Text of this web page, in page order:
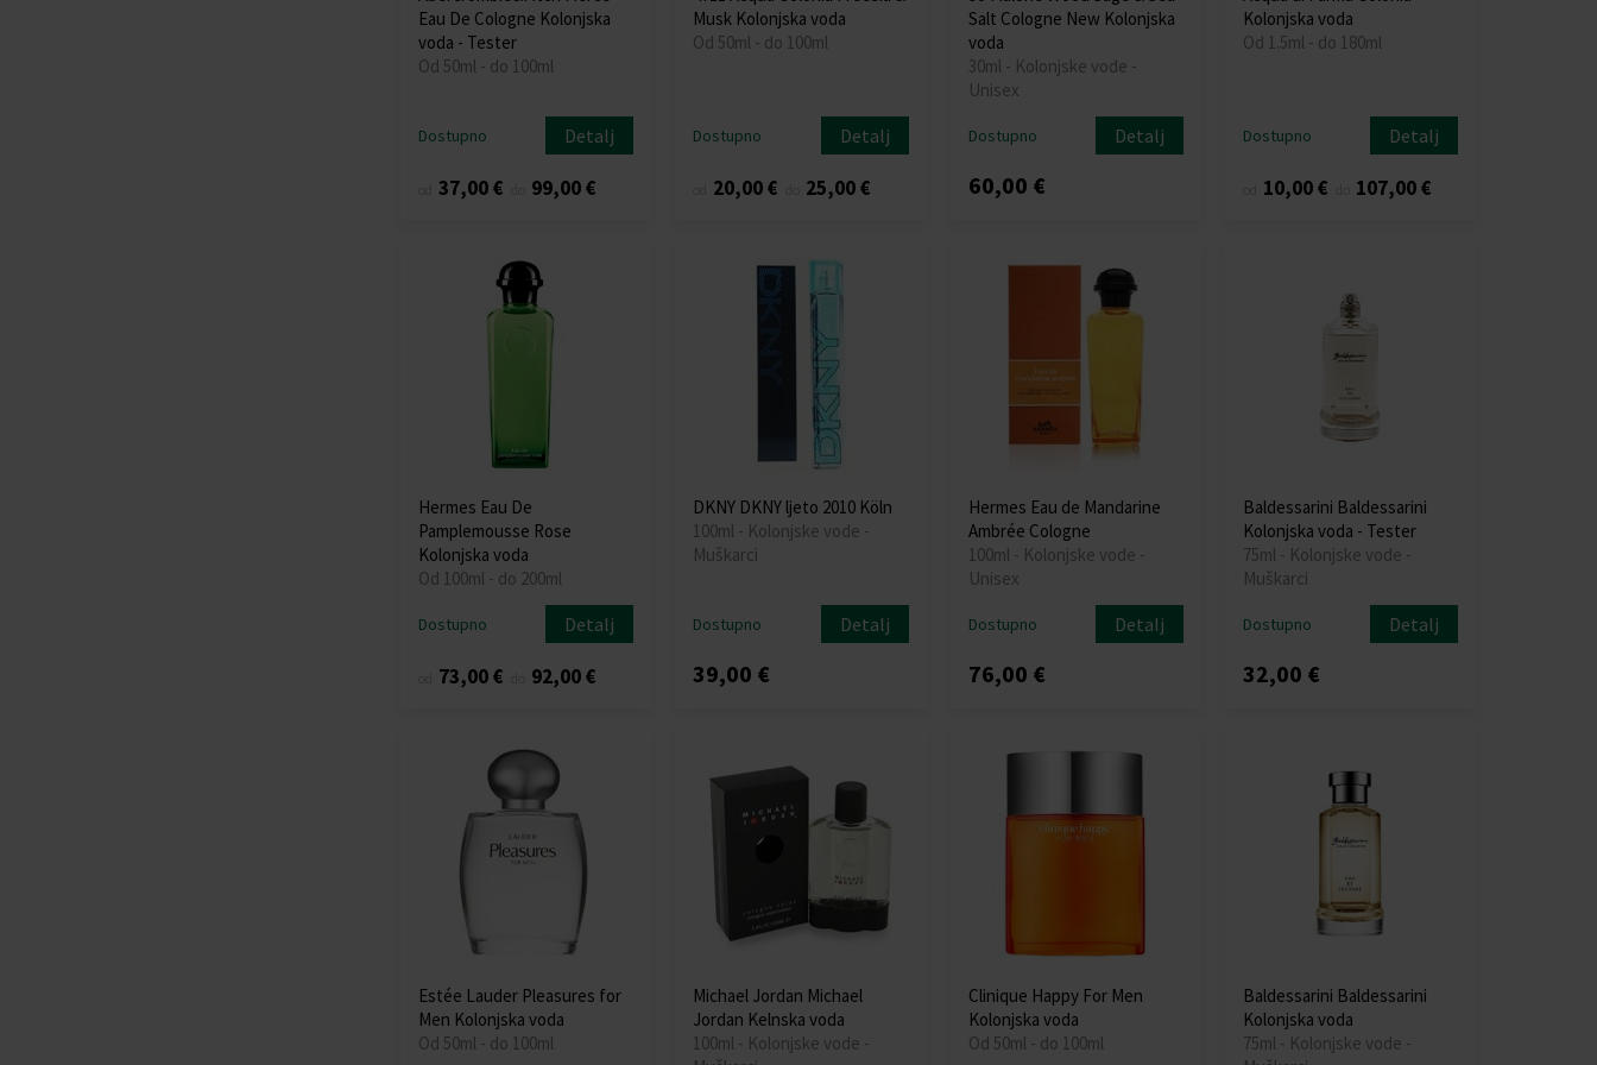
Eau De Cologne Kolonjska
voda - Tester
Od 50ml - do 100ml
Dostupno Detalj
37,00 € 99,00 €
Musk Kolonjska voda
Od 50ml - do 100ml
Dostupno Detalj
20,00 € 25,00 €
Salt Cologne New Kolonjska
voda
30ml - Kolonjske vode -
Unisex
Dostupno Detalj
60,00 €
Kolonjska voda
Od 1.5ml - do 180ml
Dostupno Detalj
10,00 € 107,00 €
Hermes Eau De
Pamplemousse Rose
Kolonjska voda
Od 100ml - do 200ml
Dostupno Detalj
73,00 € 92,00 €
DKNY DKNY ljeto 2010 Köln
100ml - Kolonjske vode -
Muškarci
Dostupno Detalj
39,00 €
Hermes Eau de Mandarine
Ambrée Cologne
100ml - Kolonjske vode -
Unisex
Dostupno Detalj
76,00 €
Baldessarini Baldessarini
Kolonjska voda - Tester
75ml - Kolonjske vode -
Muškarci
Dostupno Detalj
32,00 €
Estée Lauder Pleasures for
Men Kolonjska voda
Od 50ml - do 100ml
Michael Jordan Michael
Jordan Kelnska voda
100ml - Kolonjske vode -
Clinique Happy For Men
Kolonjska voda
Od 50ml - do 100ml
Baldessarini Baldessarini
Kolonjska voda
75ml - Kolonjske vode -